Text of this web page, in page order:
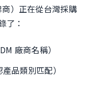
）正在從台灣採購
了：
廠商名稱）
品類別匹配）